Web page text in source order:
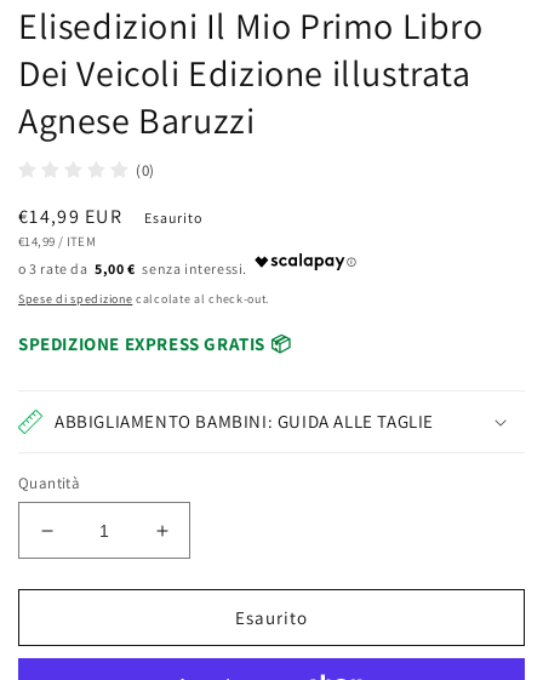
Elisedizioni Il Mio Primo Libro
Dei Veicoli Edizione illustrata
Agnese Baruzzi
(0)
Prezzo
di
listino
€14,99 EUR
PREZZO
€14,99 / PER
ITEM
Esaurito
5,00 €
Spese di spedizione calcolate al check-out.
SPEDIZIONE EXPRESS GRATIS 📦
ABBIGLIAMENTO BAMBINI: GUIDA ALLE TAGLIE
Quantità
Diminuisci
quantità
per
Il
Aumenta
quantità
per
Elisedizioni
Il
Esaurito